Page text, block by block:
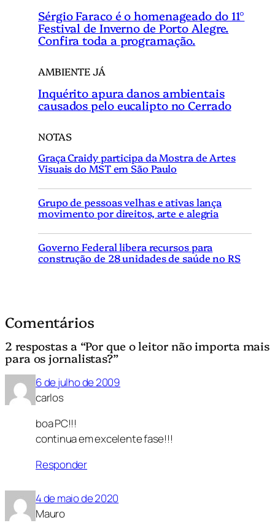
Sérgio Faraco é o homenageado do 11°
Festival de Inverno de Porto Alegre.
Confira toda a programação.
AMBIENTE JÁ
Inquérito apura danos ambientais
causados pelo eucalipto no Cerrado
NOTAS
Graça Craidy participa da Mostra de Artes
Visuais do MST em São Paulo
Grupo de pessoas velhas e ativas lança
movimento por direitos, arte e alegria
Governo Federal libera recursos para
construção de 28 unidades de saúde no RS
Comentários
2 respostas a “Por que o leitor não importa mais
para os jornalistas?”
6 de julho de 2009
carlos
boa PC!!!
continua em excelente fase!!!
Responder
4 de maio de 2020
Mauro